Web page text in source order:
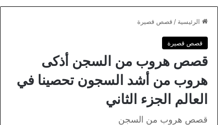
الرئيسية / قصص قصيرة
قصص قصيرة
قصص هروب من السجن أذكى
هروب من أشد السجون تحصينا في
العالم الجزء الثاني
قصص هروب من السجن